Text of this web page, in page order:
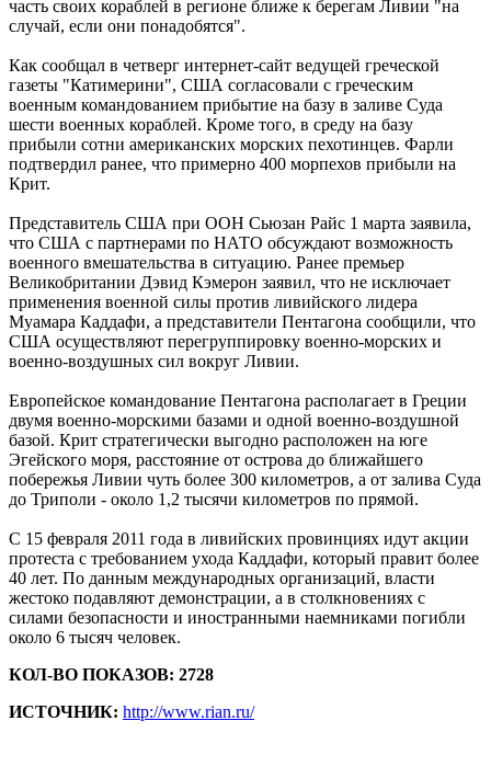
часть своих кораблей в регионе ближе к берегам Ливии "на
случай, если они понадобятся".
Как сообщал в четверг интернет-сайт ведущей греческой
газеты "Катимерини", США согласовали с греческим
военным командованием прибытие на базу в заливе Суда
шести военных кораблей. Кроме того, в среду на базу
прибыли сотни американских морских пехотинцев. Фарли
подтвердил ранее, что примерно 400 морпехов прибыли на
Крит.
Представитель США при ООН Сьюзан Райс 1 марта заявила,
что США с партнерами по НАТО обсуждают возможность
военного вмешательства в ситуацию. Ранее премьер
Великобритании Дэвид Кэмерон заявил, что не исключает
применения военной силы против ливийского лидера
Муамара Каддафи, а представители Пентагона сообщили, что
США осуществляют перегруппировку военно-морских и
военно-воздушных сил вокруг Ливии.
Европейское командование Пентагона располагает в Греции
двумя военно-морскими базами и одной военно-воздушной
базой. Крит стратегически выгодно расположен на юге
Эгейского моря, расстояние от острова до ближайшего
побережья Ливии чуть более 300 километров, а от залива Суда
до Триполи - около 1,2 тысячи километров по прямой.
С 15 февраля 2011 года в ливийских провинциях идут акции
протеста с требованием ухода Каддафи, который правит более
40 лет. По данным международных организаций, власти
жестоко подавляют демонстрации, а в столкновениях с
силами безопасности и иностранными наемниками погибли
около 6 тысяч человек.
КОЛ-ВО ПОКАЗОВ: 2728
ИСТОЧНИК: http://www.rian.ru/